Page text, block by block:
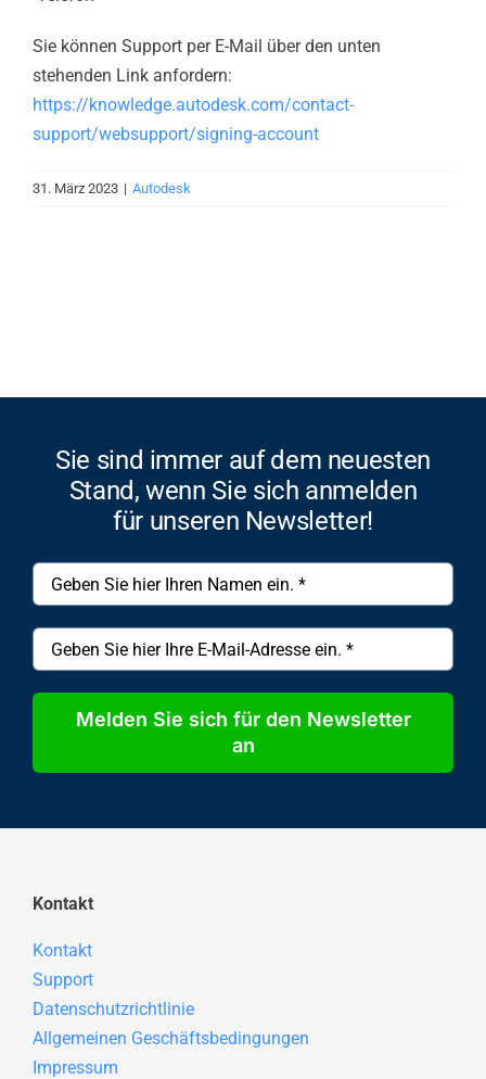
Sie können Support per E-Mail über den unten
stehenden Link anfordern:
https://knowledge.autodesk.com/contact-
support/websupport/signing-account
31. März 2023 | Autodesk
Sie sind immer auf dem neuesten
Stand, wenn Sie sich anmelden
für unseren Newsletter!
Melden Sie sich für den Newsletter
an
Kontakt
Kontakt
Support
Datenschutzrichtlinie
Allgemeinen Geschäftsbedingungen
Impressum